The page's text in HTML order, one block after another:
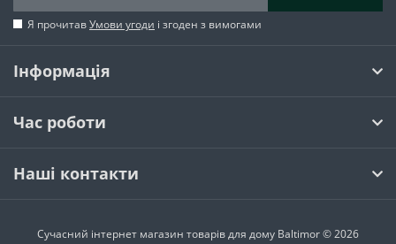
Я прочитавУмови угоди і згоден з вимогами
Інформація
Час роботи
Наші контакти
Сучасний інтернет магазин товарів для дому Baltimor © 2026